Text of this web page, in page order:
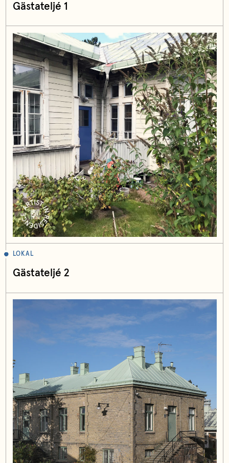
Gästateljé 1
LOKAL
Gästateljé 2